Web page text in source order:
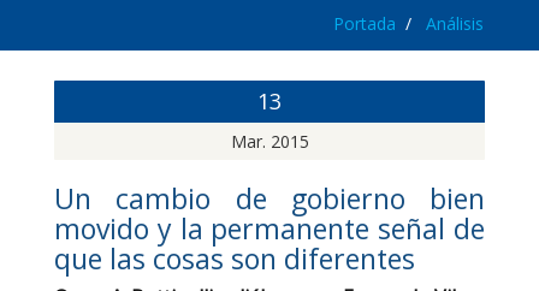
Portada Análisis
13
Mar. 2015
Un cambio de gobierno bien
movido y la permanente señal de
que las cosas son diferentes